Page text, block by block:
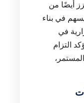
أيضًا من
يسهم في بناء
في
التزام